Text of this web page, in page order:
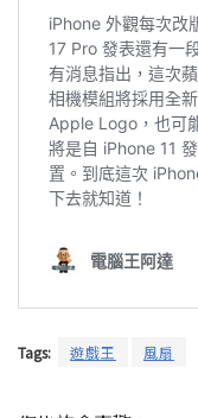
Tags: 遊戲王 風扇